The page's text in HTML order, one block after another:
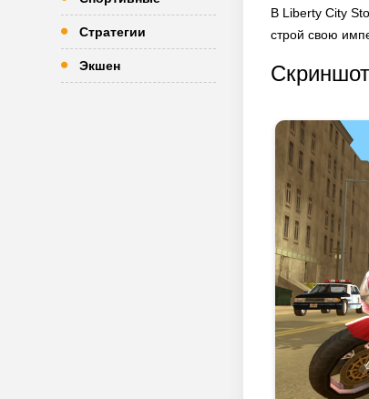
Стратегии
Экшен
В Liberty City
строй свою